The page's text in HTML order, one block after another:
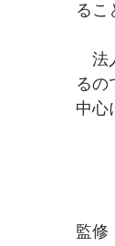
るこ
法
るの
中心
監修